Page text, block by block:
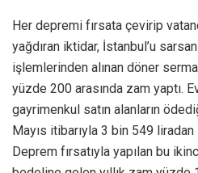
Her depremi fırsata çevirip
yağdıran iktidar, İstanbul’u
işlemlerinden alınan döner
yüzde 200 arasında zam yaptı.
gayrimenkul satın alanların
Mayıs itibarıyla 3 bin 549 liradan
Deprem fırsatıyla yapılan bu